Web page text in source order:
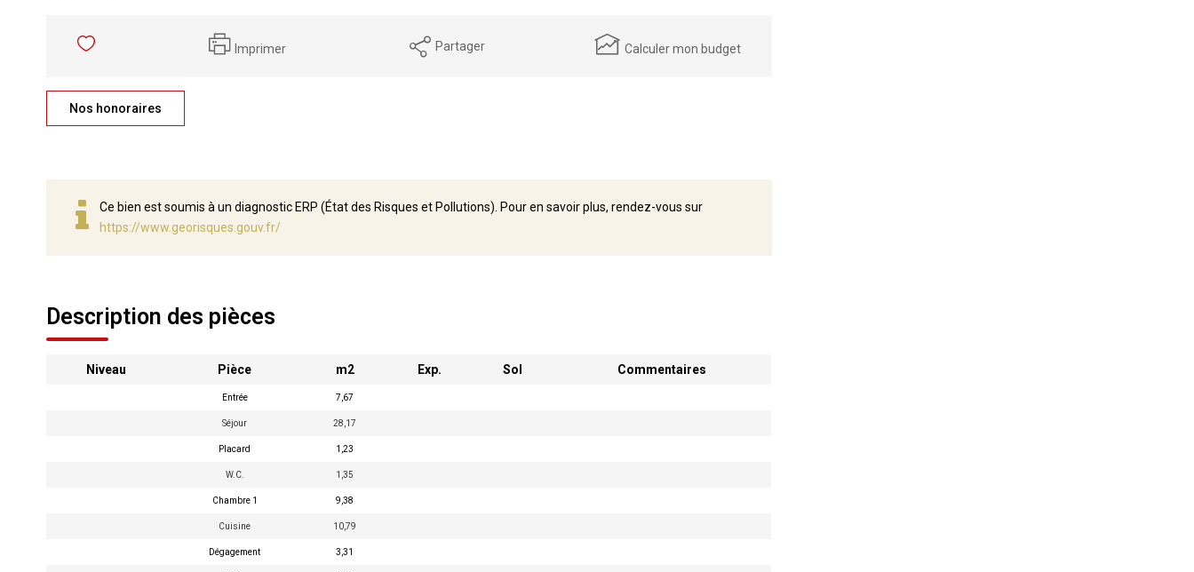
Imprimer Partager Calculer mon budget
Nos honoraires
Ce bien est soumis à un diagnostic ERP (État des Risques et Pollutions). Pour en savoir plus, rendez-vous sur
https://www.georisques.gouv.fr/
Description des pièces
Niveau Pièce m2 Exp. Sol Commentaires
Entrée 7,67
Séjour 28,17
Placard 1,23
W.C. 1,35
Chambre 1 9,38
Cuisine 10,79
Dégagement 3,31